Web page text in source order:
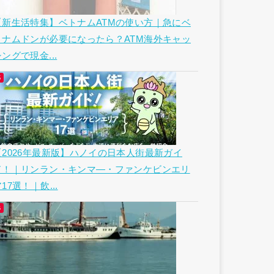
新生活特集】ベトナムATMの使い方｜急にベ
ナムドンが必要になったら？ATM海外キャッ
ングで現金...
2026年最新版】ハノイの日本人街最新ガイ
！｜リンラン・キンマ―・ファンケビンエリ
17選！｜飲...